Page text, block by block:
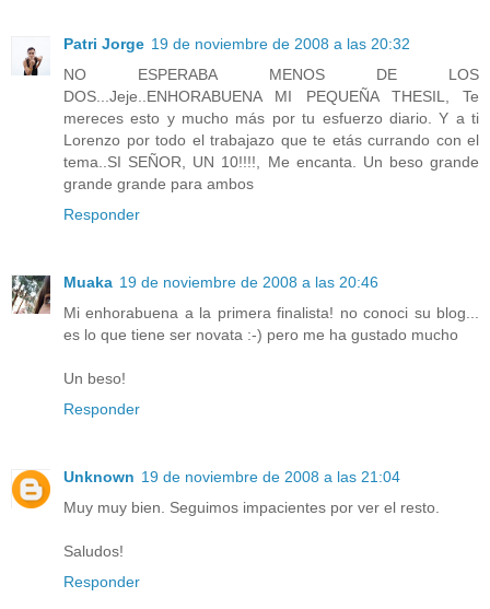
Patri Jorge 19 de noviembre de 2008 a las 20:32
NO ESPERABA MENOS DE LOS
DOS...Jeje..ENHORABUENA MI PEQUEÑA THESIL, Te
mereces esto y mucho más por tu esfuerzo diario. Y a ti
Lorenzo por todo el trabajazo que te etás currando con el
tema..SI SEÑOR, UN 10!!!!, Me encanta. Un beso grande
grande grande para ambos
Responder
Muaka 19 de noviembre de 2008 a las 20:46
Mi enhorabuena a la primera finalista! no conoci su blog...
es lo que tiene ser novata :-) pero me ha gustado mucho
Un beso!
Responder
Unknown 19 de noviembre de 2008 a las 21:04
Muy muy bien. Seguimos impacientes por ver el resto.
Saludos!
Responder